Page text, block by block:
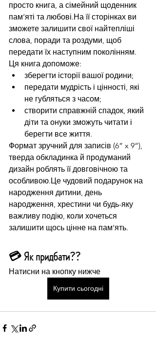
просто книга, а сімейний щоденник
пам’яті та любові.На її сторінках ви
зможете залишити свої найтепліші
слова, поради та роздуми, щоб
передати їх наступним поколінням.
Ця книга допоможе:
зберегти історії вашої родини;
передати мудрість і цінності, які
не губляться з часом;
створити справжній спадок, який
діти та онуки зможуть читати і
берегти все життя.
Формат зручний для записів (6” x 9”),
тверда обкладинка й продуманий
дизайн роблять її довговічною та
особливою.Це чудовий подарунок на
народження дитини, день
народження, хрестини чи будь-яку
важливу подію, коли хочеться
залишити щось цінне на пам’ять.
💳 Як придбати??
Натисни на кнопку нижче
Купити сьогодні